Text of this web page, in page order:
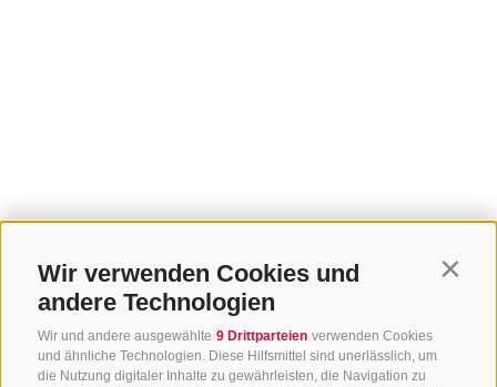
Wir verwenden Cookies und
andere Technologien
Wir und andere ausgewählte 9 Drittparteien verwenden Cookies
und ähnliche Technologien. Diese Hilfsmittel sind unerlässlich, um
die Nutzung digitaler Inhalte zu gewährleisten, die Navigation zu